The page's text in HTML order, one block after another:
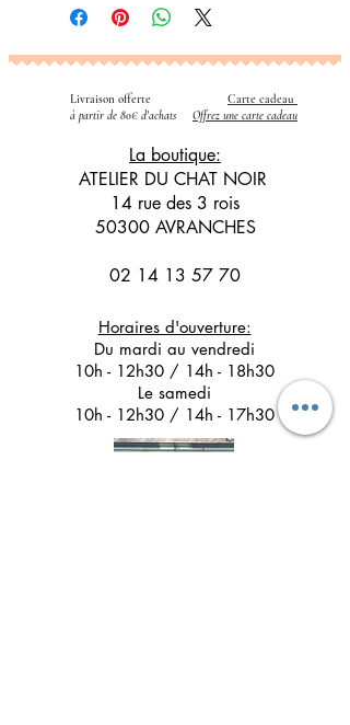
Livraison offerte
à partir de 80€ d'achats
Carte cadeau
Offrez une carte cadeau
La boutique:
ATELIER DU CHAT NOIR
14 rue des 3 rois
50300 AVRANCHES
02 14 13 57 70
Horaires d'ouverture:
Du mardi au vendredi
10h - 12h30 / 14h - 18h30
Le samedi
10h - 12h30 / 14h - 17h30